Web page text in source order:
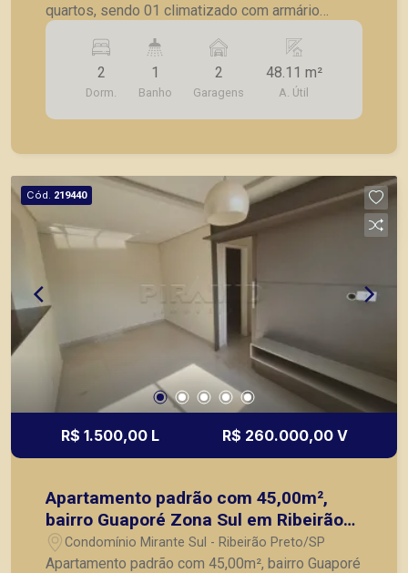
quartos, sendo 01 climatizado com armário
embutido; - Banheiro social completo; - Sala para
2 ambientes com sanca de gesso; - Cozinha com
armários planejados, fogão e sugar; - Área de
serviço com armários; - 2 vagas de garagem. A
Piramid tem como objetivo atender seus clientes
principais lançamentos da cidade de Ribeirão
Preto.
2
Dorm.
1
Banho
2
Garagens
48.11 m²
A. Útil
Cód. 219440
R$ 1.500,00 L R$ 260.000,00 V
Apartamento padrão com 45,00m²,
bairro Guaporé Zona Sul em Ribeirão
Preto/SP;
Condomínio Mirante Sul - Ribeirão Preto/SP
Apartamento padrão com 45,00m², bairro Guaporé